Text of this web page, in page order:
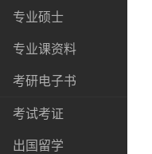
专业硕士
专业课资料
考研电子书
考试考证
出国留学